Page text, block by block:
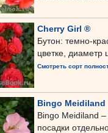
Cherry Girl ®
Бутон: темно-
цветке, диаметр
Смотреть сорт
Bingo Meidiland
Bingo Meidiland
посадки